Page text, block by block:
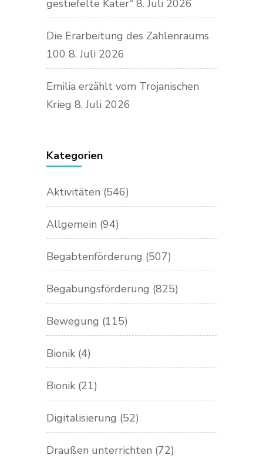
gestiefelte Kater“ 8. Juli 2026
Die Erarbeitung des Zahlenraums
100 8. Juli 2026
Emilia erzählt vom Trojanischen
Krieg 8. Juli 2026
Kategorien
Aktivitäten (546)
Allgemein (94)
Begabtenförderung (507)
Begabungsförderung (825)
Bewegung (115)
Bionik (4)
Bionik (21)
Digitalisierung (52)
Draußen unterrichten (72)